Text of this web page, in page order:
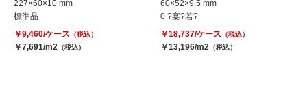
227×60×10 mm
標準品
￥9,460/ケース （税込）
￥7,691/m2 （税込）
60×52×9.5 mm
0 ?宴?若?
￥18,737/ケース （税込）
￥13,196/m2 （税込）